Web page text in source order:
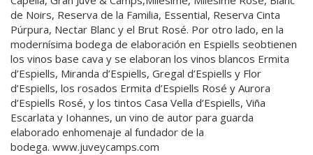
de Noirs, Reserva de la Familia, Essential, Reserva Cinta
Púrpura, Nectar Blanc y el Brut Rosé. Por otro lado, en la
modernísima bodega de elaboración en Espiells seobtienen
los vinos base cava y se elaboran los vinos blancos Ermita
d’Espiells, Miranda d’Espiells, Gregal d’Espiells y Flor
d’Espiells, los rosados Ermita d’Espiells Rosé y Aurora
d’Espiells Rosé, y los tintos Casa Vella d’Espiells, Viña
Escarlata y Iohannes, un vino de autor para guarda
elaborado enhomenaje al fundador de la
bodega. www.juveycamps.com